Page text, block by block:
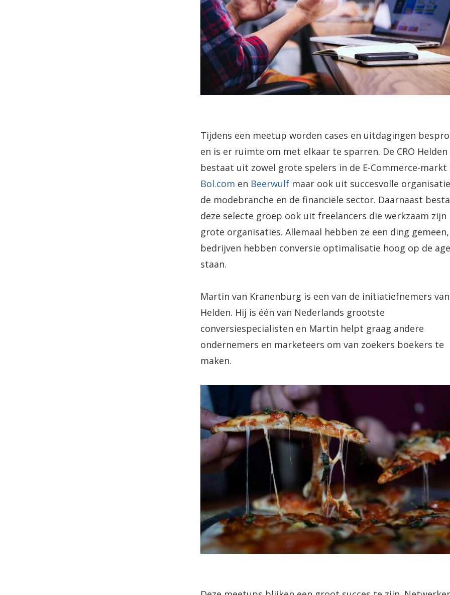
Tijdens een meetup worden cases en uitdagingen
en is er ruimte om met elkaar te sparren. De CRO Helden
bestaat uit zowel grote spelers in de E-Commerce-markt
Bol.com en Beerwulf maar ook uit succesvolle
de modebranche en de financiële sector. Daarnaast
deze selecte groep ook uit freelancers die werkzaam zijn
grote organisaties. Allemaal hebben ze een ding
bedrijven hebben conversie optimalisatie hoog op de
staan.
Martin van Kranenburg is een van de initiatiefnemers van
Helden. Hij is één van Nederlands grootste
conversiespecialisten en Martin helpt graag andere
ondernemers en marketeers om van zoekers boekers te
maken.